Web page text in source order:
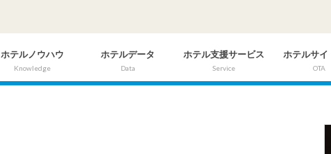
ホテルノウハウ
Knowledge
ホテルデータ
Data
ホテル支援サービス
Service
ホテルサイ
OTA